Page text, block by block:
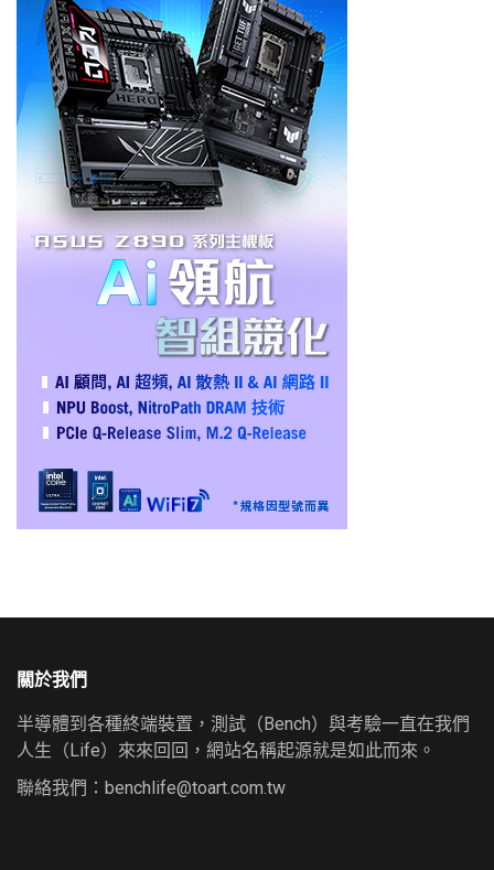
關於我們
半導體到各種終端裝置，測試（Bench）與考驗一直在我們
人生（Life）來來回回，網站名稱起源就是如此而來。
聯絡我們： benchlife@toart.com.tw